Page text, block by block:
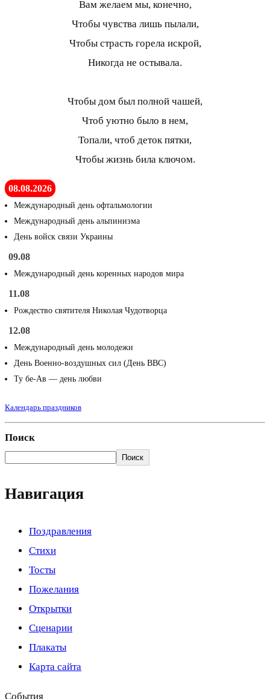
Вам желаем мы, конечно,
Чтобы чувства лишь пылали,
Чтобы страсть горела искрой,
Никогда не остывала.
Чтобы дом был полной чашей,
Чтоб уютно было в нем,
Топали, чтоб деток пятки,
Чтобы жизнь била ключом.
08.08.2026
Международный день офтальмологии
Международный день альпинизма
День войск связи Украины
09.08
Международный день коренных народов мира
11.08
Рождество святителя Николая Чудотворца
12.08
Международный день молодежи
День Военно-воздушных сил (День ВВС)
Ту бе-Ав — день любви
Календарь праздников
Поиск
Поиск
Навигация
Поздравления
Стихи
Тосты
Пожелания
Открытки
Сценарии
Плакаты
Карта сайта
События